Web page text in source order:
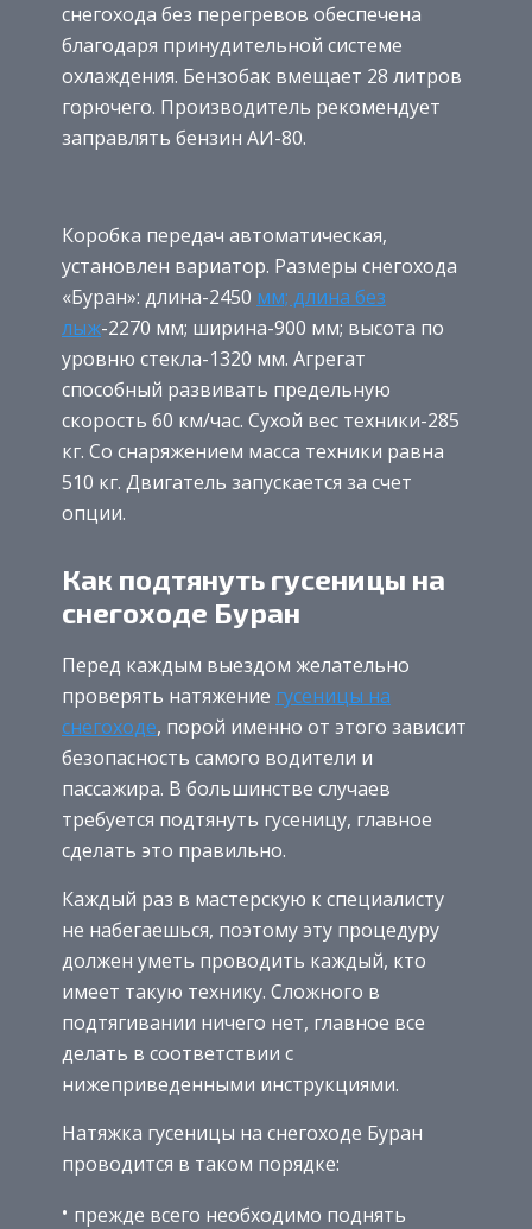
снегохода без перегревов обеспечена
благодаря принудительной системе
охлаждения. Бензобак вмещает 28 литров
горючего. Производитель рекомендует
заправлять бензин АИ-80.
Коробка передач автоматическая,
установлен вариатор. Размеры снегохода
«Буран»: длина-2450 мм; длина без
лыж-2270 мм; ширина-900 мм; высота по
уровню стекла-1320 мм. Агрегат
способный развивать предельную
скорость 60 км/час. Сухой вес техники-285
кг. Со снаряжением масса техники равна
510 кг. Двигатель запускается за счет
опции.
Как подтянуть гусеницы на
снегоходе Буран
Перед каждым выездом желательно
проверять натяжение гусеницы на
снегоходе, порой именно от этого зависит
безопасность самого водители и
пассажира. В большинстве случаев
требуется подтянуть гусеницу, главное
сделать это правильно.
Каждый раз в мастерскую к специалисту
не набегаешься, поэтому эту процедуру
должен уметь проводить каждый, кто
имеет такую технику. Сложного в
подтягивании ничего нет, главное все
делать в соответствии с
нижеприведенными инструкциями.
Натяжка гусеницы на снегоходе Буран
проводится в таком порядке:
прежде всего необходимо поднять